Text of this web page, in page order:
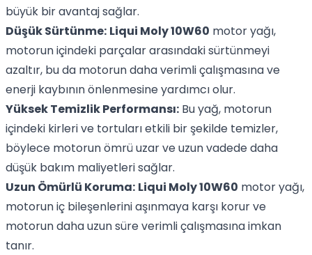
büyük bir avantaj sağlar.
Düşük Sürtünme: Liqui Moly 10W60 motor yağı,
motorun içindeki parçalar arasındaki sürtünmeyi
azaltır, bu da motorun daha verimli çalışmasına ve
enerji kaybının önlenmesine yardımcı olur.
Yüksek Temizlik Performansı: Bu yağ, motorun
içindeki kirleri ve tortuları etkili bir şekilde temizler,
böylece motorun ömrü uzar ve uzun vadede daha
düşük bakım maliyetleri sağlar.
Uzun Ömürlü Koruma: Liqui Moly 10W60 motor yağı,
motorun iç bileşenlerini aşınmaya karşı korur ve
motorun daha uzun süre verimli çalışmasına imkan
tanır.